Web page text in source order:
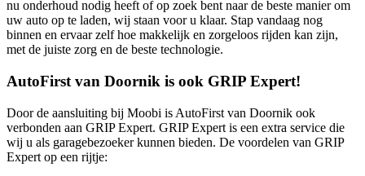
nu onderhoud nodig heeft of op zoek bent naar de beste manier om
uw auto op te laden, wij staan voor u klaar. Stap vandaag nog
binnen en ervaar zelf hoe makkelijk en zorgeloos rijden kan zijn,
met de juiste zorg en de beste technologie.
AutoFirst van Doornik is ook GRIP Expert!
Door de aansluiting bij Moobi is AutoFirst van Doornik ook
verbonden aan GRIP Expert. GRIP Expert is een extra service die
wij u als garagebezoeker kunnen bieden. De voordelen van GRIP
Expert op een rijtje: